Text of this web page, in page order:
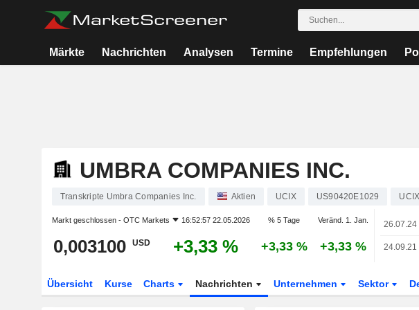
Märkte Nachrichten Analysen Termine Empfehlungen
UMBRA COMPANIES INC.
Transkripte Umbra Companies Inc. Aktien UCIX US90420E1029 UCIX
Markt geschlossen - OTC Markets 16:52:57 22.05.2026 % 5 Tage Veränd. 1. Jan.
0,003100 USD +3,33 % +3,33 % +3,33 %
26.07.24
24.09.21
Übersicht Kurse Charts Nachrichten Unternehmen Sektor